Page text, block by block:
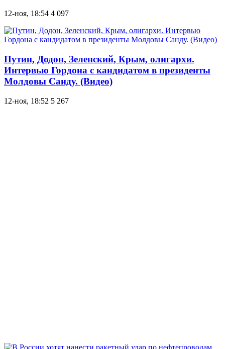
12-ноя, 18:54 4 097
Путин, Додон, Зеленский, Крым, олигархи.
Интервью Гордона с кандидатом в президенты
Молдовы Санду. (Видео)
12-ноя, 18:52 5 267